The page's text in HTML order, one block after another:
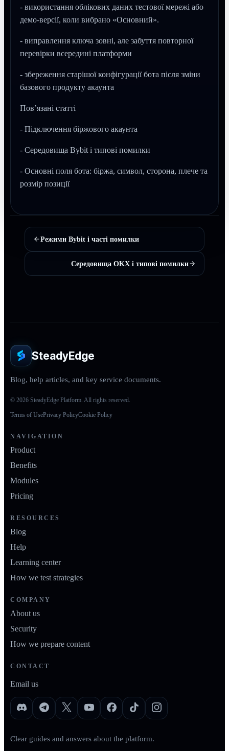
- використання облікових даних тестової мережі або
демо-версії, коли вибрано «Основний».
- виправлення ключа зовні, але забуття повторної
перевірки всередині платформи
- збереження старішої конфігурації бота після зміни
базового продукту акаунта
Пов’язані статті
- Підключення біржового акаунта
- Середовища Bybit і типові помилки
- Основні поля бота: біржа, символ, сторона, плече та
розмір позиції
Режими Bybit і часті помилки
Середовища OKX і типові помилки
SteadyEdge
Blog, help articles, and key service documents.
© 2026 SteadyEdge Platform. All rights reserved.
Terms of UsePrivacy PolicyCookie Policy
NAVIGATION
Product
Benefits
Modules
Pricing
RESOURCES
Blog
Help
Learning center
How we test strategies
COMPANY
About us
Security
How we prepare content
CONTACT
Email us
Clear guides and answers about the platform.